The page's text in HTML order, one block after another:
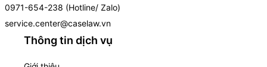
0971-654-238 (Hotline/ Zalo)
service.center@caselaw.vn
Thông tin dịch vụ